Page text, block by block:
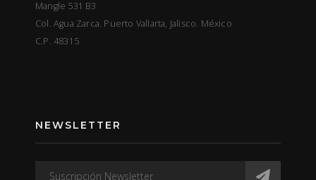
Mangle 531 B3
Col. Agua Zarca. Puerto Vallarta, Jalisco. México
C.P. 48315
NEWSLETTER